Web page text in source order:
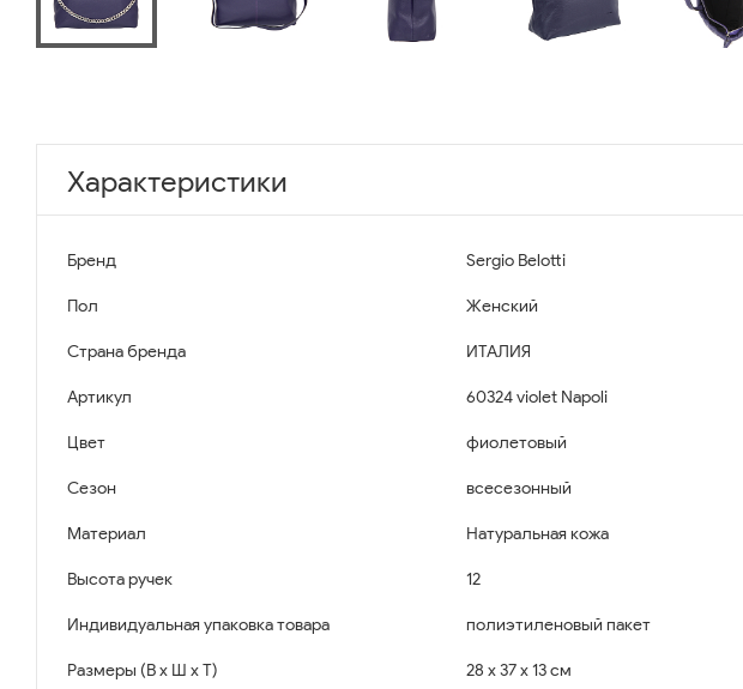
Характеристики
Бренд Sergio Belotti
Пол Женский
Страна бренда ИТАЛИЯ
Артикул 60324 violet Napoli
Цвет фиолетовый
Сезон всесезонный
Материал Натуральная кожа
Высота ручек 12
Индивидуальная упаковка товара полиэтиленовый пакет
Размеры (В x Ш x Т) 28 x 37 x 13 см